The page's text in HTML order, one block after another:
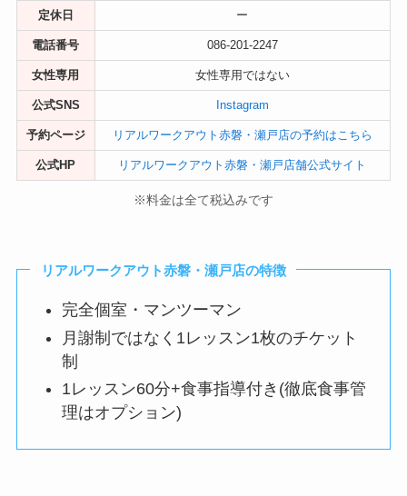
定休日 ー
電話番号 086-201-2247
女性専用 女性専用ではない
公式SNS Instagram
予約ページ リアルワークアウト赤磐・瀬戸店の予約はこちら
公式HP リアルワークアウト赤磐・瀬戸店舗公式サイト
※料金は全て税込みです
リアルワークアウト赤磐・瀬戸店の特徴
完全個室・マンツーマン
月謝制ではなく1レッスン1枚のチケット
制
1レッスン60分+食事指導付き(徹底食事管
理はオプション)